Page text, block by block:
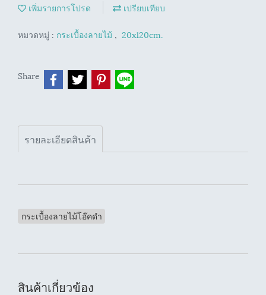
เพิ่มรายการโปรด เปรียบเทียบ
หมวดหมู่ : กระเบื้องลายไม้ , 20x120cm.
Share
รายละเอียดสินค้า
กระเบื้องลายไม้โอ๊คดำ
สินค้าเกี่ยวข้อง